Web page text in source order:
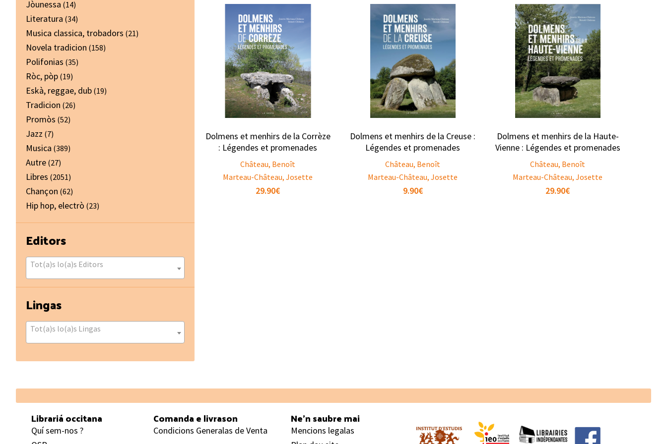
Dolmens et menhirs de la Corrèze
: Légendes et promenades
Château, Benoît
Marteau-Château, Josette
29.90€
Dolmens et menhirs de la Creuse :
Légendes et promenades
Château, Benoît
Marteau-Château, Josette
9.90€
Dolmens et menhirs de la Haute-
Vienne : Légendes et promenades
Château, Benoît
Marteau-Château, Josette
29.90€
Jòunessa (14)
Literatura (34)
Musica classica, trobadors (21)
Novela tradicion (158)
Polifonias (35)
Ròc, pòp (19)
Eskà, reggae, dub (19)
Tradicion (26)
Promòs (52)
Jazz (7)
Musica (389)
Autre (27)
Libres (2051)
Chançon (62)
Hip hop, electrò (23)
Editors
Tot(a)s lo(a)s Editors
Lingas
Tot(a)s lo(a)s Lingas
Footer
Librariá occitana
Quí sem-nos ?
Comanda e livrason
Condicions Generalas de Venta
Ne’n saubre mai
Mencions legalas